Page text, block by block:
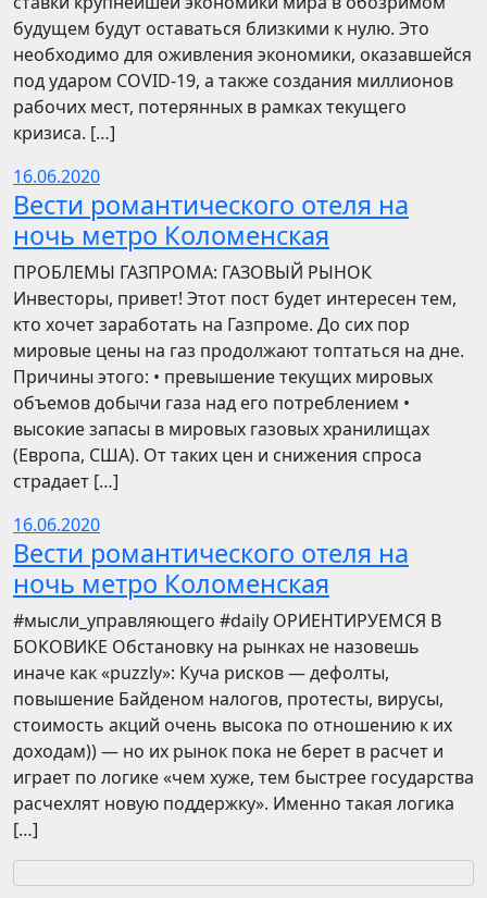
будущем будут оставаться близкими к нулю. Это
необходимо для оживления экономики, оказавшейся
под ударом COVID-19, а также создания миллионов
рабочих мест, потерянных в рамках текущего
кризиса. […]
16.06.2020
Вести романтического отеля на
ночь метро Коломенская
ПРОБЛЕМЫ ГАЗПРОМА: ГАЗОВЫЙ РЫНОК
Инвесторы, привет! Этот пост будет интересен тем,
кто хочет заработать на Газпроме. До сих пор
мировые цены на газ продолжают топтаться на дне.
Причины этого: • превышение текущих мировых
объемов добычи газа над его потреблением •
высокие запасы в мировых газовых хранилищах
(Европа, США). От таких цен и снижения спроса
страдает […]
16.06.2020
Вести романтического отеля на
ночь метро Коломенская
​​#мысли_управляющего #daily ОРИЕНТИРУЕМСЯ В
БОКОВИКЕ Обстановку на рынках не назовешь
иначе как «puzzly»: Куча рисков — дефолты,
повышение Байденом налогов, протесты, вирусы,
стоимость акций очень высока по отношению к их
доходам)) — но их рынок пока не берет в расчет и
играет по логике «чем хуже, тем быстрее государства
расчехлят новую поддержку». Именно такая логика
[…]